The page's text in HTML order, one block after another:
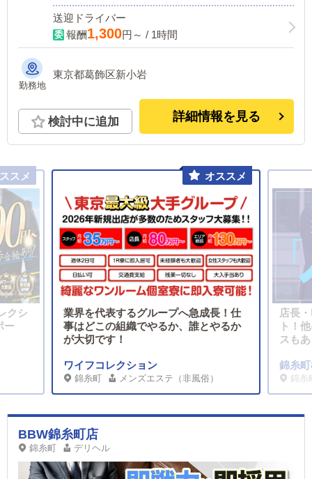
送迎ドライバー
報酬1,300円～ / 1時間
勤務地
東京都葛飾区新小岩
検討中に追加 詳細情報を見る
クシ
ー
業界を代表するグループへ急成長！仕
事はどこの組織でやるか、誰とやるか
が大切です！
ワイフコレクション
錦糸町 メンズエステ（非風俗）
店長
ト！
スも
錦糸
錦糸
BBW錦糸町店
錦糸町 デリヘル